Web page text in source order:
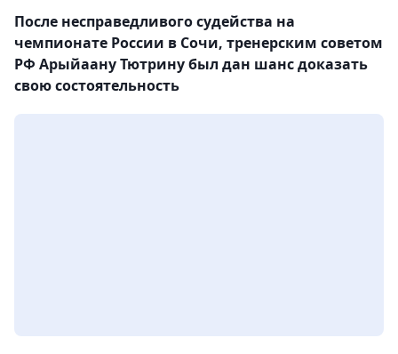
После несправедливого судейства на
чемпионате России в Сочи, тренерским советом
РФ Арыйаану Тютрину был дан шанс доказать
свою состоятельность